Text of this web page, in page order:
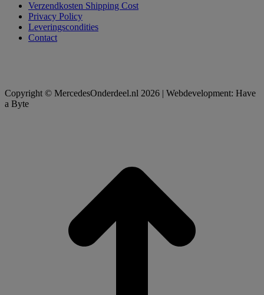
Verzendkosten Shipping Cost
Privacy Policy
Leveringscondities
Contact
Copyright © MercedesOnderdeel.nl 2026 | Webdevelopment: Have
a Byte